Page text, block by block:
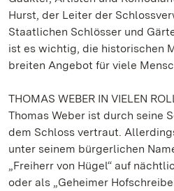
Hurst, der Leiter der
Staatlichen Schlösser und
ist es wichtig, die historischen
breiten Angebot für viele
THOMAS WEBER IN VIELEN
Thomas Weber ist durch seine
dem Schloss vertraut.
unter seinem bürgerlichen
„Freiherr von Hügel“ auf
oder als „Geheimer